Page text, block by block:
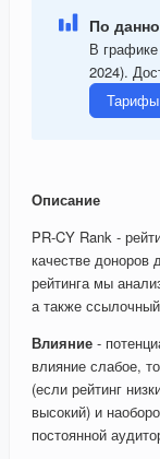
По
В
2024).
Описание
PR-CY Rank -
качестве доноров
рейтинга мы
а также
Влияние -
влияние слабое,
(если рейтинг
высокий) и
постоянной